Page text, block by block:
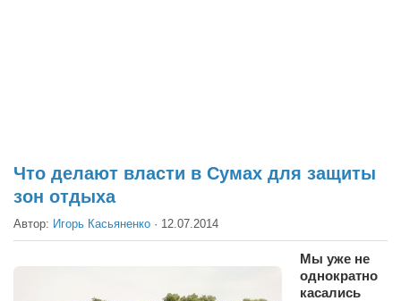
Выборы
Деньги
Что делают власти в Сумах для защиты
зон отдыха
Автор: Игорь Касьяненко · 12.07.2014
Мы уже не
однократно
касались